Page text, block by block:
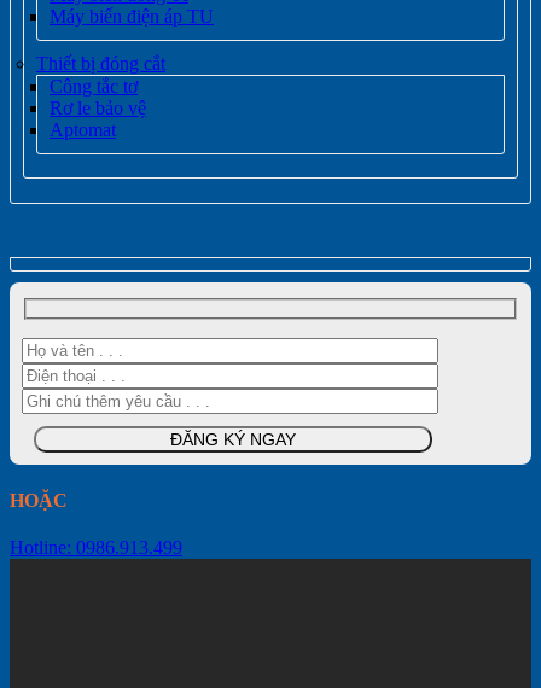
Máy biến điện áp TU
Thiết bị đóng cắt
Công tắc tơ
Rơ le bảo vệ
Aptomat
HOẶC
Hotline: 0986.913.499